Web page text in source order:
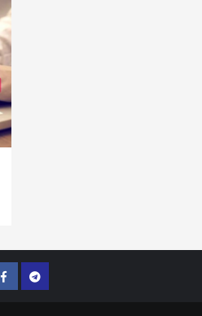
FacebookTelegram